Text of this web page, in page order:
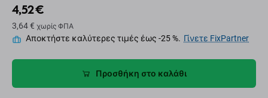
4,52 €
3,64 € χωρίς ΦΠΑ
Αποκτήστε καλύτερες τιμές έως -25 %. Γίνετε FixPartner
Προσθήκη στο καλάθι